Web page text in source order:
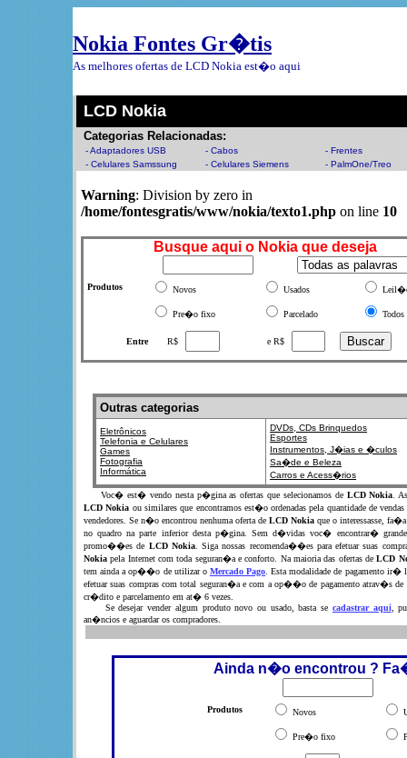
Nokia Fontes Gr�tis
As melhores ofertas de LCD Nokia est�o aqui
LCD Nokia
Categorias Relacionadas:
- Adaptadores USB - Cabos
- Frentes
- Celulares Samssung
- Celulares Siemens - PalmOne/Treo
Warning: Division by zero in
/home/fontesgratis/www/nokia/texto1.php on line 10
Busque aqui o Nokia que deseja
Produtos Novos Usados
Pre�o fixo Parcelado Todos
Entre R$ e R$
Outras categorias
Eletrônicos
Telefonia e Celulares
Games
Fotografia
Informática
DVDs, CDs Brinquedos
Esportes
Instrumentos, J�ias e �culos
Sa�de e Beleza
Carros e Acess�rios
Voc� est� vendo nesta p�gina as ofertas que selecionamos de LCD Nokia .
LCD Nokia ou similares que encontramos est�o ordenadas pela quantidade de vendas
vendedores. Se n�o encontrou nenhuma oferta de LCD Nokia que o interessasse,
no quadro na parte inferior desta p�gina. Sem d�vidas voc� encontrar�
promo��es de LCD Nokia. Siga nossas recomenda��es para efetuar suas
Nokia pela Internet com toda seguran�a e conforto. Na maioria das ofertas deLCD
tem ainda a op��o de utilizar o Mercado Pago . Esta modalidade de pagamento ir�
efetuar suas compras com total seguran�a e com a op��o de pagamento atrav�s de
cr�dito e parcelamento em at� 6 vezes.
Se desejar vender algum produto novo ou usado, basta se cadastrar aqui,
an�ncios e aguardar os compradores.
Ainda n�o encontrou ?
Produtos Novos
Pre�o fixo